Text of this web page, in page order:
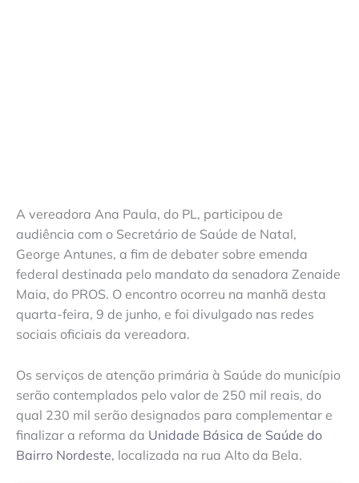
A vereadora Ana Paula, do PL, participou de
audiência com o Secretário de Saúde de Natal,
George Antunes, a fim de debater sobre emenda
federal destinada pelo mandato da senadora Zenaide
Maia, do PROS. O encontro ocorreu na manhã desta
quarta-feira, 9 de junho, e foi divulgado nas redes
sociais oficiais da vereadora.
Os serviços de atenção primária à Saúde do município
serão contemplados pelo valor de 250 mil reais, do
qual 230 mil serão designados para complementar e
finalizar a reforma da Unidade Básica de Saúde do
Bairro Nordeste, localizada na rua Alto da Bela.